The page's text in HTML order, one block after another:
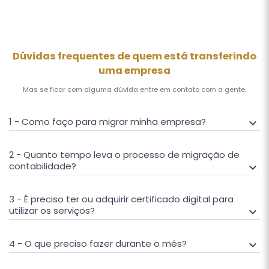
Dúvidas frequentes de quem está transferindo
uma empresa
Mas se ficar com alguma dúvida entre em contato com a gente.
1 - Como faço para migrar minha empresa? keyboard_arrow_down
2 - Quanto tempo leva o processo de migração de
contabilidade?
keyboard_arrow_down
3 - É preciso ter ou adquirir certificado digital para
utilizar os serviços?
keyboard_arrow_down
4 - O que preciso fazer durante o mês? keyboard_arrow_down